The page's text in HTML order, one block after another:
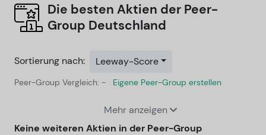
Die besten Aktien der Peer-
Group Deutschland
Sortierung nach: Leeway-Score
Peer-Group Vergleich: - Eigene Peer-Group erstellen
Mehr anzeigen
Keine weiteren Aktien in der Peer-Group